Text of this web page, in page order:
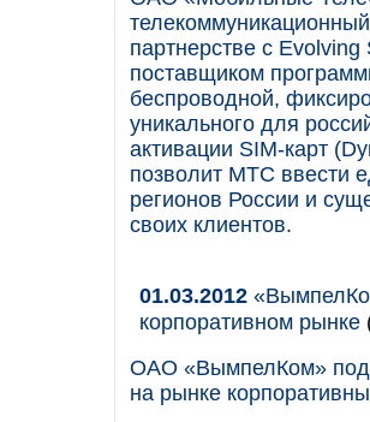
партнерстве с
поставщиком
беспроводной,
уникального для
активации SIM-карт
позволит МТС ввести
регионов России и
своих клиентов.
01.03.2012
корпоративном рынке
ОАО «ВымпелКом»
на рынке